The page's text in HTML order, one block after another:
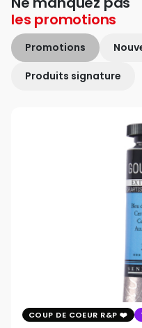
les promotions
Promotions
Produits signature
COUP DE COEUR R&P